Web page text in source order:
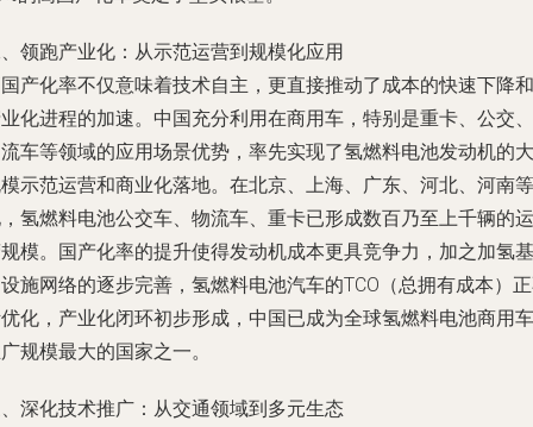
领跑产业化：从示范运营到规模化应用
产化率不仅意味着技术自主，更直接推动了成本的快速下降和
化进程的加速。中国充分利用在商用车，特别是重卡、公交、
车等领域的应用场景优势，率先实现了氢燃料电池发动机的大
示范运营和商业化落地。在北京、上海、广东、河北、河南等
氢燃料电池公交车、物流车、重卡已形成数百乃至上千辆的运
模。国产化率的提升使得发动机成本更具竞争力，加之加氢基
施网络的逐步完善，氢燃料电池汽车的TCO（总拥有成本）
化，产业化闭环初步形成，中国已成为全球氢燃料电池商用车
规模最大的国家之一。
深化技术推广：从交通领域到多元生态